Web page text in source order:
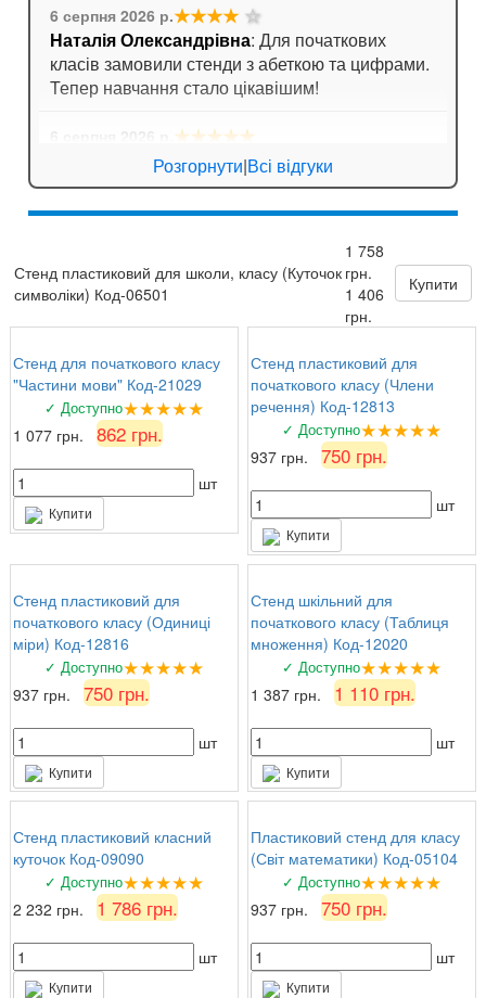
6 серпня 2026 р.★★★★ ☆
Наталія Олександрівна: Для початкових
класів замовили стенди з абеткою та цифрами.
Тепер навчання стало цікавішим!
★★★★★
Ігор Лозовий: Стенди для спортивної зали
яскраві, мотивують дітей займатися спортом!
: Потішило, що можна замовити
табличку за індивідуальним ескізом!
Розгорнути|Всі відгуки
Стенд пластиковий для школи, класу (Куточок
символіки) Код-06501
1 758
грн.
1 406
грн.
Купити
Стенд для початкового класу
"Частини мови" Код-21029
✓ Доступно★★★★★
1 077 грн. 862 грн.
шт
Купити
Стенд пластиковий для
початкового класу (Члени
речення) Код-12813
✓ Доступно★★★★★
937 грн. 750 грн.
шт
Купити
Стенд пластиковий для
початкового класу (Одиниці
міри) Код-12816
✓ Доступно★★★★★
937 грн. 750 грн.
шт
Купити
Стенд шкільний для
початкового класу (Таблиця
множення) Код-12020
✓ Доступно★★★★★
1 387 грн. 1 110 грн.
шт
Купити
Стенд пластиковий класний
куточок Код-09090
✓ Доступно★★★★★
2 232 грн. 1 786 грн.
шт
Купити
Пластиковий стенд для класу
(Світ математики) Код-05104
✓ Доступно★★★★★
937 грн. 750 грн.
шт
Купити